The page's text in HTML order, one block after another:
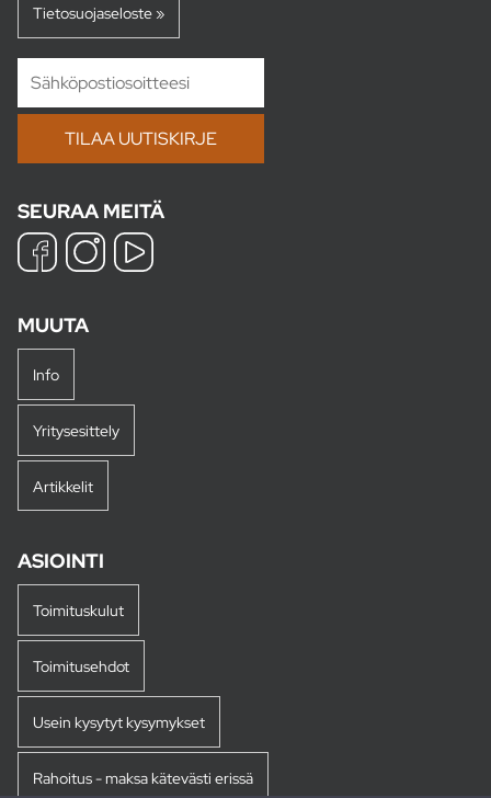
Tietosuojaseloste »
SEURAA MEITÄ
MUUTA
Info
Yritysesittely
Artikkelit
ASIOINTI
Toimituskulut
Toimitusehdot
Usein kysytyt kysymykset
Rahoitus - maksa kätevästi erissä